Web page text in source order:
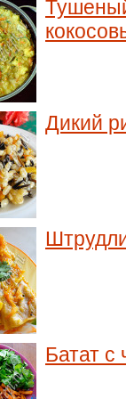
Дикий
Батат с